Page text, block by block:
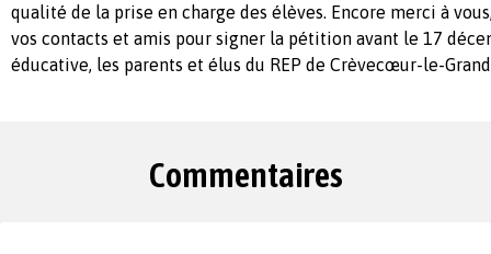
qualité de la prise en charge des élèves. Encore merci à
vos contacts et amis pour signer la pétition avant le 17
éducative, les parents et élus du REP de Crèvecœur-le-
Commentaires